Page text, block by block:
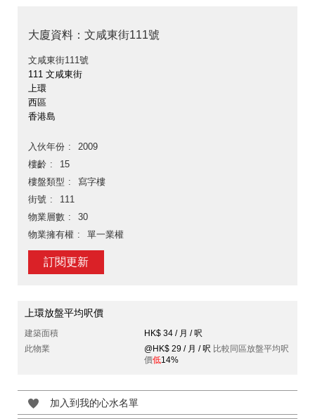
大廈資料：文咸東街111號
文咸東街111號
111 文咸東街
上環
西區
香港島
入伙年份
2009
樓齡
15
樓盤類型
寫字樓
街號
111
物業層數
30
物業擁有權
單一業權
訂閱更新
上環放盤平均呎價
建築面積
HK$ 34 / 月 / 呎
此物業
@HK$ 29 / 月 / 呎 比較同區放盤平均呎
價低14%
加入到我的心水名單